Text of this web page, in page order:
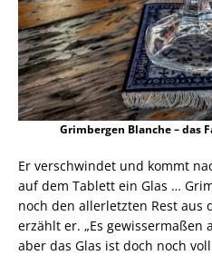
Grimbergen Blanche – das
Er verschwindet und kommt
auf dem Tablett ein Glas …
noch den allerletzten Rest aus
erzählt er. „Es gewissermaßen
aber das Glas ist doch noch